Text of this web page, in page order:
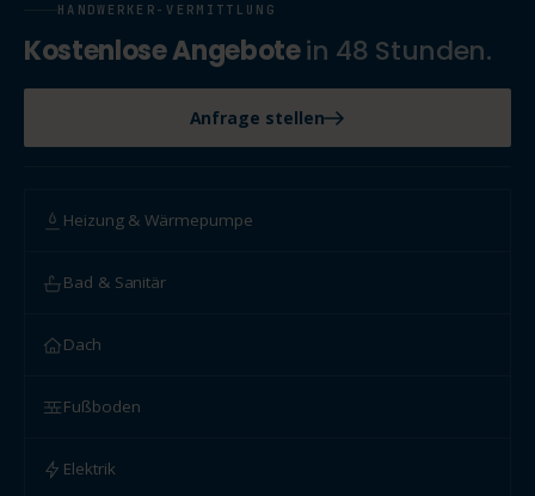
HANDWERKER-VERMITTLUNG
Kostenlose Angebotein 48 Stunden.
Anfrage stellen
Heizung & Wärmepumpe
Bad & Sanitär
Dach
Fußboden
Elektrik